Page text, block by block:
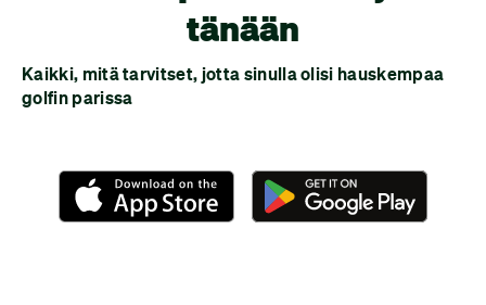
tänään
Kaikki, mitä tarvitset, jotta sinulla olisi hauskempaa
golfin parissa